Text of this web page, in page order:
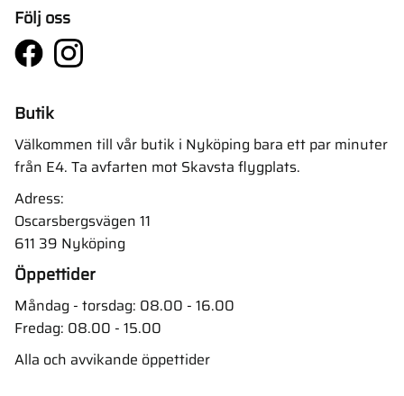
Följ oss
Butik
Välkommen till vår butik i Nyköping bara ett par minuter
från E4. Ta avfarten mot Skavsta flygplats.
Adress:
Oscarsbergsvägen 11
611 39 Nyköping
Öppettider
Måndag - torsdag: 08.00 - 16.00
Fredag: 08.00 - 15.00
Alla och avvikande öppettider